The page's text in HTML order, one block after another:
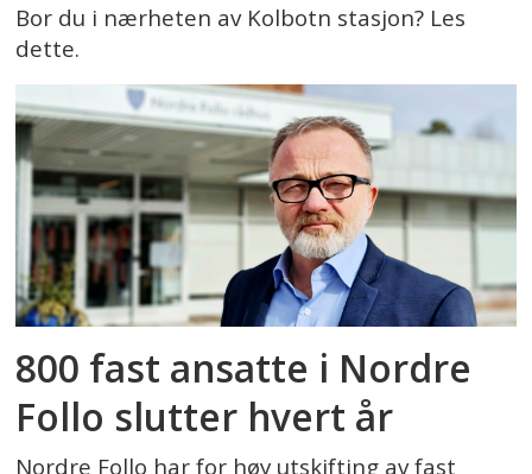
Bor du i nærheten av Kolbotn stasjon? Les
dette.
800 fast ansatte i Nordre
Follo slutter hvert år
Nordre Follo har for høy utskifting av fast